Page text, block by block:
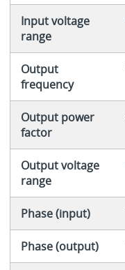
Input voltage
range
Output
frequency
Output power
factor
Output voltage
range
Phase (input)
Phase (output)